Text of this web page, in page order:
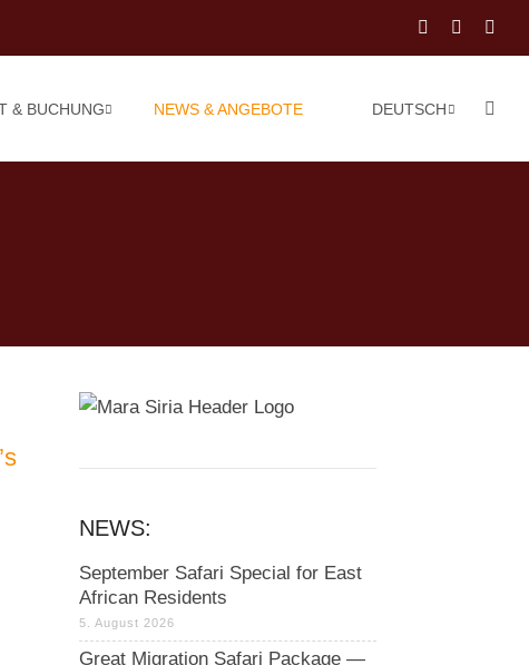
& BUCHUNG NEWS & ANGEBOTE DEUTSCH
NEWS:
September Safari Special for East
African Residents
5. August 2026
Great Migration Safari Package —